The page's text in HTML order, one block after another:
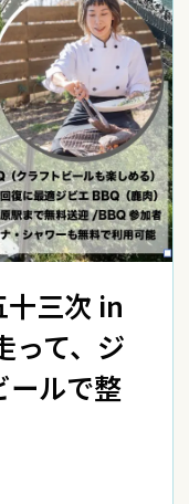
十三次 in
って、ジ
ールで整